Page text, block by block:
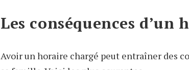
Les conséquences
Avoir un horaire chargé peut entraîner des